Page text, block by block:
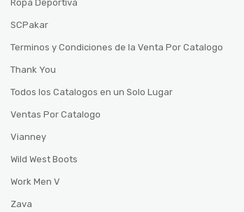
Ropa Deportiva
SCPakar
Terminos y Condiciones de la Venta Por Catalogo
Thank You
Todos los Catalogos en un Solo Lugar
Ventas Por Catalogo
Vianney
Wild West Boots
Work Men V
Zava